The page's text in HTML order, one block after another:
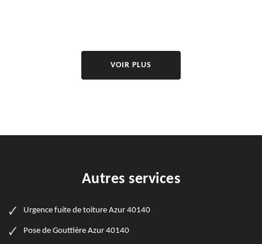
VOIR PLUS
Autres services
Urgence fuite de toiture Azur 40140
Pose de Gouttière Azur 40140